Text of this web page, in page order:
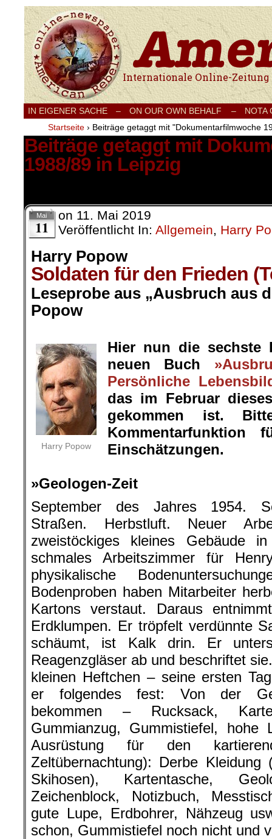
Internationale Onlinezeitung für Frieden,
IN EIGENER SACHE – ON OUR OWN BEHALF –
NOTA
Startseite › Beiträge getaggt mit "Dokumentarfilmwoche
Beiträge getaggt mit
1988/89 in Leipzig
Mai
11
on 11. Mai 2019
Veröffentlicht In: Allgemein, Harry
Harry Popow
Soldaten für den Frieden
Leseprobe aus „Ausbruch aus
Popow
Harry Popow
Hier nun die sechste
neuen Buch
Persönliche
das im Februar
gekommen ist.
Einschätzungen.
»Geologen-Zeit
September des Jahres 1954.
Straßen. Herbstluft. Neuer
zweistöckiges kleines Gebäude
schmales Arbeitszimmer für
physikalische
Bodenproben haben Mitarbeiter
Kartons verstaut. Daraus
Erdklumpen. Er tröpfelt verdünnte
schäumt, ist Kalk drin. Er
Reagenzgläser ab und beschriftet
kleinen Heftchen – seine ersten
er folgendes fest: Von der
bekommen – Rucksack,
Gummianzug, Gummistiefel, hohe
Ausrüstung für den
Zeltübernachtung): Derbe Kleidung
Skihosen), Kartentasche,
Zeichenblock, Notizbuch,
gute Lupe, Erdbohrer, Nähzeug
schon, Gummistiefel noch nicht und